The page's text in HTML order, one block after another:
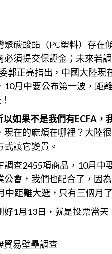
碳酸酯（PC塑料）存在
須提交保證金；未來若
郭正亮指出，中國大陸現
10月中要公布第一波，距
如果不是我們有ECFA，
現在的麻煩在哪裡？大陸
讓它變貴。
查2455項商品，10月中
會，我們也配合了，因
距離大選，只有三個月
好1月13日，就是投票當
貿易壁壘調查